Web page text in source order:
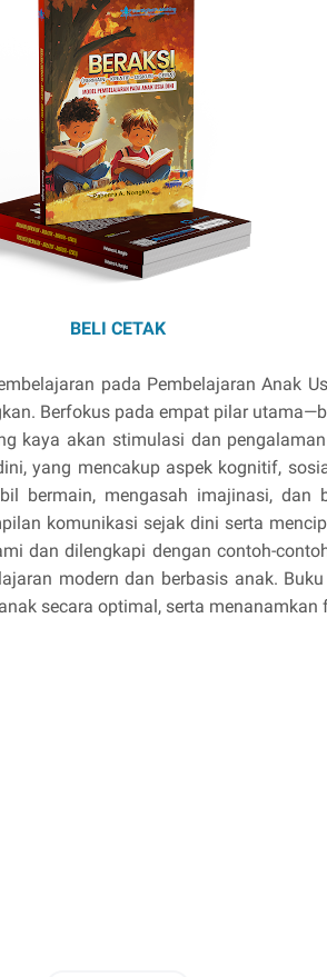
BELI CETAK
pada Pembelajaran
Berfokus pada empat pilar
kaya akan stimulasi dan
yang mencakup aspek kognitif,
bermain, mengasah imajinasi, dan
komunikasi sejak dini serta
dan dilengkapi dengan contoh-
modern dan berbasis anak.
secara optimal, serta